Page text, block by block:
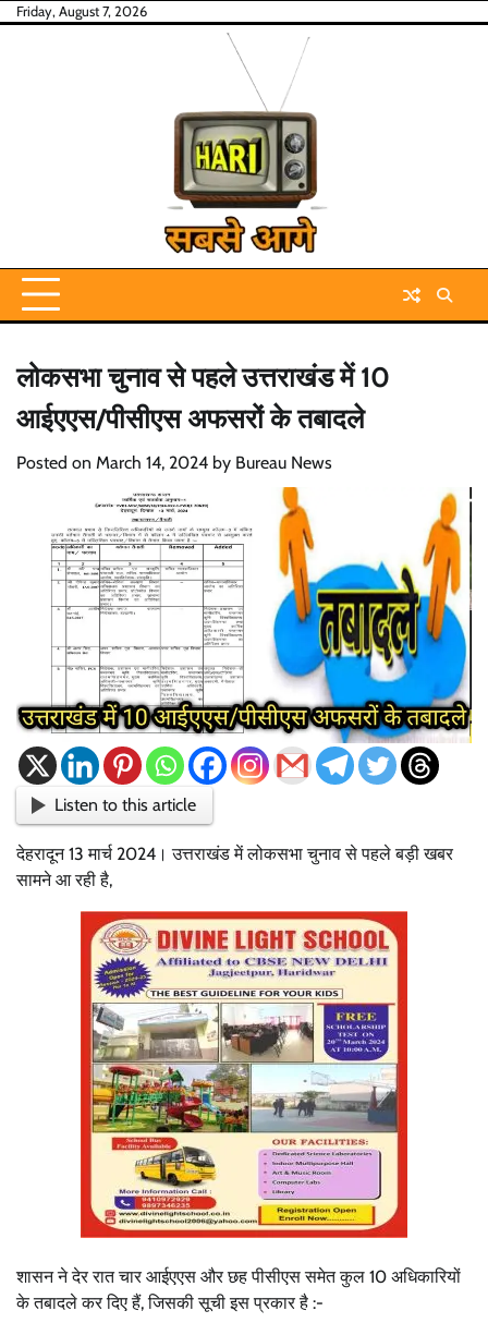
SkipFriday, August 7, 2026
लोकसभा चुनाव से पहले उत्तराखंड में 10
आईएएस/पीसीएस अफसरों के तबादले
Posted on March 14, 2024 by Bureau News
Listen to this article
देहरादून 13 मार्च 2024। उत्तराखंड में लोकसभा चुनाव से पहले बड़ी खबर
सामने आ रही है,
शासन ने देर रात चार आईएएस और छह पीसीएस समेत कुल 10 अधिकारियों
के तबादले कर दिए हैं, जिसकी सूची इस प्रकार है :-